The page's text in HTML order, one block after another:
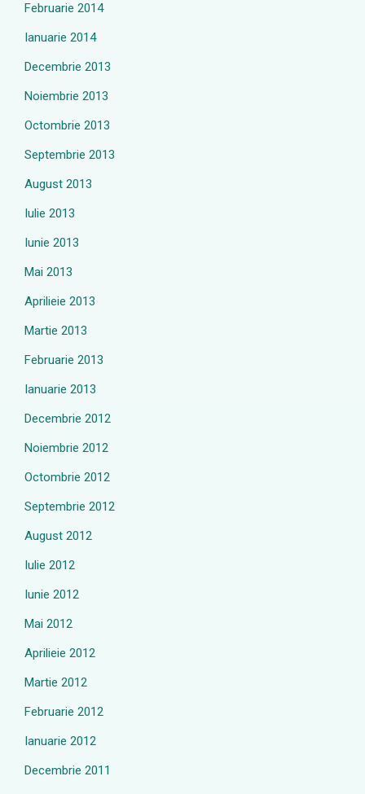
Februarie 2014
Ianuarie 2014
Decembrie 2013
Noiembrie 2013
Octombrie 2013
Septembrie 2013
August 2013
Iulie 2013
Iunie 2013
Mai 2013
Aprilieie 2013
Martie 2013
Februarie 2013
Ianuarie 2013
Decembrie 2012
Noiembrie 2012
Octombrie 2012
Septembrie 2012
August 2012
Iulie 2012
Iunie 2012
Mai 2012
Aprilieie 2012
Martie 2012
Februarie 2012
Ianuarie 2012
Decembrie 2011